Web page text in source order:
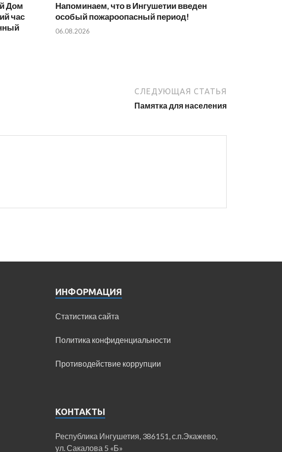
Дом
час
Напоминаем, что в Ингушетии введен
особый пожароопасный период!⁣⁣⠀
06.08.2026
СЛЕДУЮЩАЯ СТАТЬЯ
Памятка для населения
ИНФОРМАЦИЯ
Статистика сайта
Политика конфиденциальности
Противодействие коррупции
КОНТАКТЫ
Республика Ингушетия, 386151, с.п.Экажево,
ул. Сакалова 5 «Б»